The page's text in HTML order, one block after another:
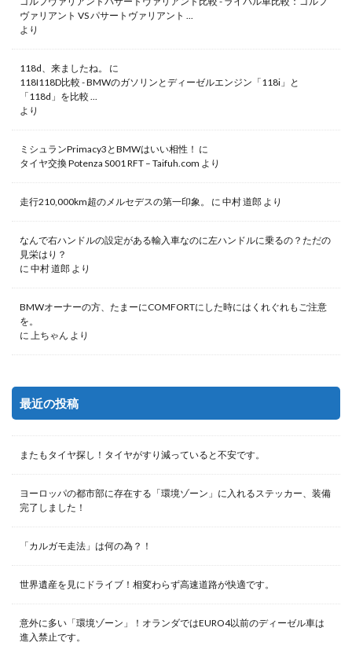
ヴァリアント VS パサートヴァリアント ...
より
118d、来ましたね。
に
118I118D比較 - BMWのガソリンとディーゼルエンジン「118i」と
「118d」を比較 ...
より
ミシュランPrimacy3とBMWはいい相性！ に
タイヤ交換 Potenza S001 RFT – Taifuh.com より
走行210,000km超のメルセデスの第一印象。 に 中村 道郎 より
なんで右ハンドルの設定がある輸入車なのに左ハンドルに乗るの？ただの
見栄はり？
に 中村 道郎 より
BMWオーナーの方、たまーにCOMFORTにした時にはくれぐれもご注意
を。
に 上ちゃん より
最近の投稿
またもタイヤ探し！タイヤがすり減っていると不安です。
ヨーロッパの都市部に存在する「環境ゾーン」に入れるステッカー、装備
完了しました！
「カルガモ走法」は何の為？！
世界遺産を見にドライブ！相変わらず高速道路が快適です。
意外に多い「環境ゾーン」！オランダではEURO4以前のディーゼル車は
進入禁止です。